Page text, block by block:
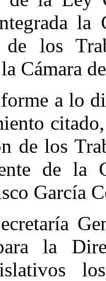
de los
Cámara
a lo
de los
de la
García
la